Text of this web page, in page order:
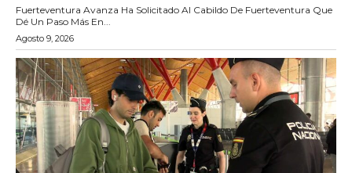
Fuerteventura Avanza Ha Solicitado Al Cabildo De Fuerteventura Que
Dé Un Paso Más En...
Agosto 9, 2026